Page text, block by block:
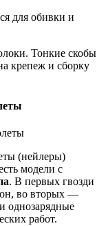
для обивки и
Тонкие скобы
крепеж и сборку
(нейлеры)
модели с
. В первых гвозди
во вторых —
однозарядные
работ.